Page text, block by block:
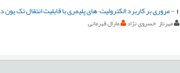
1
-مروری بر کاربرد الکترولیت¬های پلیمری با قابلیت انتقال تک یون
مهرناز خسروی نژاد مارال قهرمانی